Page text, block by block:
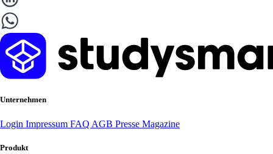
Unternehmen
Login Impressum FAQ AGB Presse Magazine
Produkt